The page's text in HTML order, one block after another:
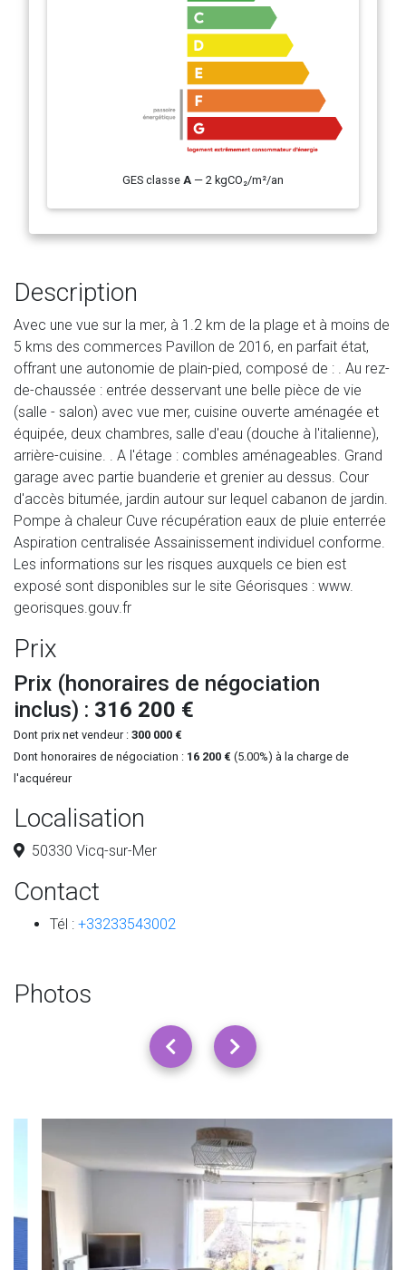
GES classe A — 2 kgCO₂/m²/an
Description
Avec une vue sur la mer, à 1.2 km de la plage et à moins de
5 kms des commerces Pavillon de 2016, en parfait état,
offrant une autonomie de plain-pied, composé de : . Au rez-
de-chaussée : entrée desservant une belle pièce de vie
(salle - salon) avec vue mer, cuisine ouverte aménagée et
équipée, deux chambres, salle d'eau (douche à l'italienne),
arrière-cuisine. . A l'étage : combles aménageables. Grand
garage avec partie buanderie et grenier au dessus. Cour
d'accès bitumée, jardin autour sur lequel cabanon de jardin.
Pompe à chaleur Cuve récupération eaux de pluie enterrée
Aspiration centralisée Assainissement individuel conforme.
Les informations sur les risques auxquels ce bien est
exposé sont disponibles sur le site Géorisques : www.
georisques.gouv.fr
Prix
Prix (honoraires de négociation
inclus) : 316 200 €
Dont prix net vendeur : 300 000 €
Dont honoraires de négociation : 16 200 € (5.00%) à la charge de
l'acquéreur
Localisation
50330 Vicq-sur-Mer
Contact
Tél : +33233543002
Photos